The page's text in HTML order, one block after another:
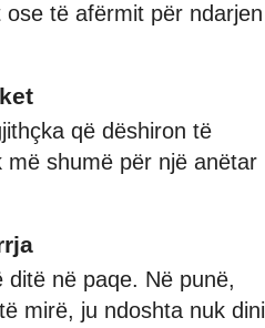
të afërmit për ndarjen
që dëshiron të
më shumë për një anëtar
në paqe. Në punë,
mirë, ju ndoshta nuk dini